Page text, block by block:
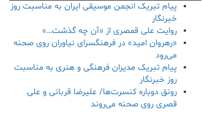
پیام تبریک انجمن موسیقی ایران به مناسبت روز
خبرنگار
روایت علی قمصری از «آن چه گذشت…»
«رهروان امید» در فرهنگسرای نیاوران روی صحنه
می‌رود
پیام تبریک مدیران فرهنگی و هنری به مناسبت
روز خبرنگار
رونق دوباره کنسرت‌ها/ علیرضا قربانی و علی
قصری روی صحنه می‌روند